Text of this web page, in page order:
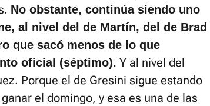
No obstante, continúa siendo uno
al nivel del de Martín, del de Brad
que sacó menos de lo que
oficial (séptimo). Y al nivel del
Porque el de Gresini sigue estando
el domingo, y esa es una de las